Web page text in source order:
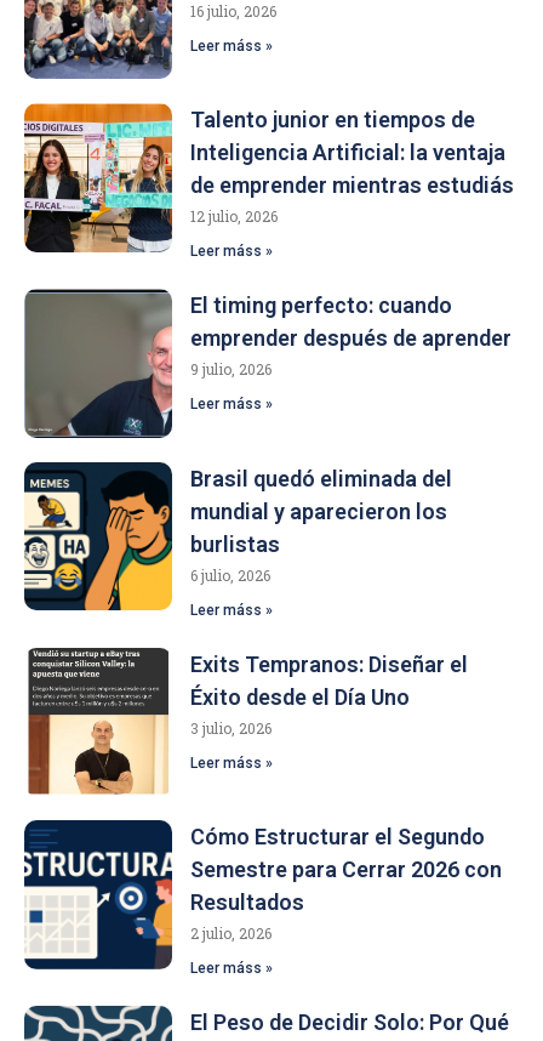
16 julio, 2026
Leer máss »
Talento junior en tiempos de
Inteligencia Artificial: la ventaja
de emprender mientras estudiás
12 julio, 2026
Leer máss »
El timing perfecto: cuando
emprender después de aprender
9 julio, 2026
Leer máss »
Brasil quedó eliminada del
mundial y aparecieron los
burlistas
6 julio, 2026
Leer máss »
Exits Tempranos: Diseñar el
Éxito desde el Día Uno
3 julio, 2026
Leer máss »
Cómo Estructurar el Segundo
Semestre para Cerrar 2026 con
Resultados
2 julio, 2026
Leer máss »
El Peso de Decidir Solo: Por Qué